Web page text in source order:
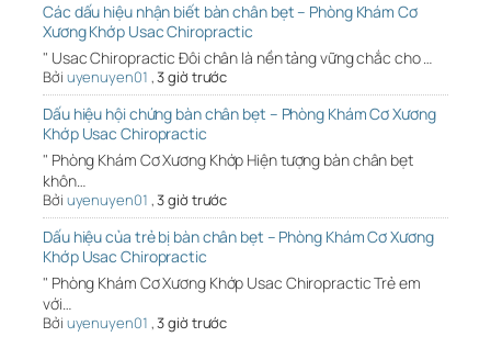
Các dấu hiệu nhận biết bàn chân bẹt – Phòng Khám Cơ
Xương Khớp Usac Chiropractic
" Usac Chiropractic Đôi chân là nền tảng vững chắc cho …
Bởi uyenuyen01 ,3 giờ trước
Dấu hiệu hội chứng bàn chân bẹt – Phòng Khám Cơ Xương
Khớp Usac Chiropractic
" Phòng Khám Cơ Xương Khớp Hiện tượng bàn chân bẹt
khôn…
Bởi uyenuyen01 ,3 giờ trước
Dấu hiệu của trẻ bị bàn chân bẹt – Phòng Khám Cơ Xương
Khớp Usac Chiropractic
" Phòng Khám Cơ Xương Khớp Usac Chiropractic Trẻ em
với…
Bởi uyenuyen01 ,3 giờ trước